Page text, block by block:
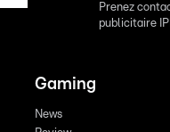
Prenez
publicitaire
Gaming
News